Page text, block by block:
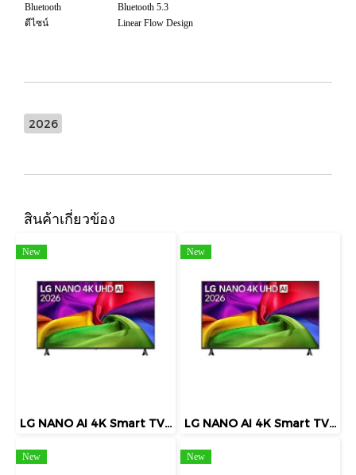
Bluetooth
Bluetooth 5.3
ดีไซน์
Linear Flow Design
2026
สินค้าเกี่ยวข้อง
New
LG NANO AI 4K Smart TV 85 นิ้ว รุ่น 85NU805BPSB
New
LG NANO AI 4K Smart TV 55 นิ้ว รุ่น 55NU805BPSB
New New